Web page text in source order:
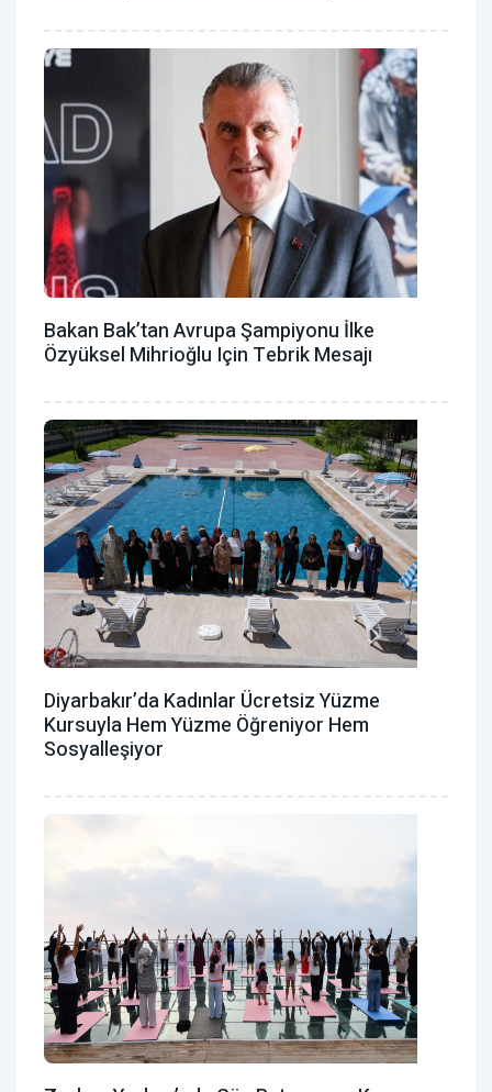
Bakan Bak’tan Avrupa Şampiyonu İlke
Özyüksel Mihrioğlu Için Tebrik Mesajı
Diyarbakır’da Kadınlar Ücretsiz Yüzme
Kursuyla Hem Yüzme Öğreniyor Hem
Sosyalleşiyor